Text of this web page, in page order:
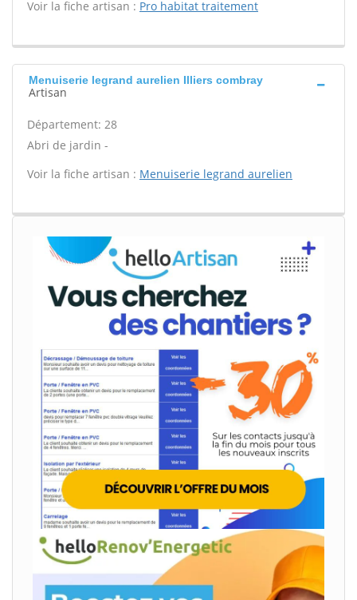
Voir la fiche artisan : Pro habitat traitement
Menuiserie legrand aurelien Illiers combray
Artisan
Département: 28
Abri de jardin -
Voir la fiche artisan : Menuiserie legrand aurelien